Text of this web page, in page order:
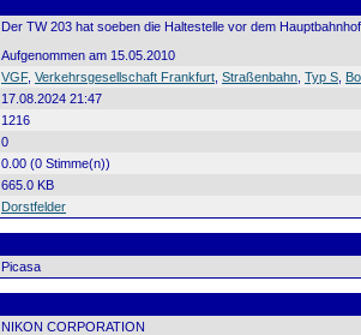
Der TW 203 hat soeben die Haltestelle vor dem
Aufgenommen am 15.05.2010
VGF, Verkehrsgesellschaft Frankfurt Straßenbahn Typ S
17.08.2024 21:47
1216
0
0.00 (0 Stimme(n))
665.0 KB
Dorstfelder
Picasa
NIKON CORPORATION